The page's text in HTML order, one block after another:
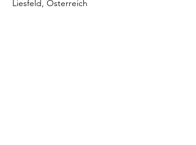
Liesfeld, Österreich